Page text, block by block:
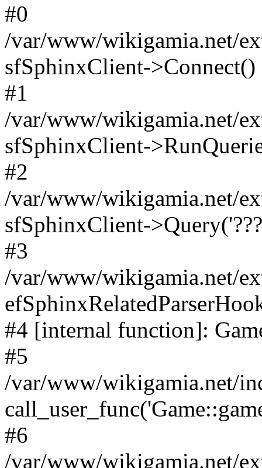
#0
/var/www/wikigamia.net/
sfSphinxClient->Connect()
#1
/var/www/wikigamia.net/
sfSphinxClient-
#2
/var/www/wikigamia.net/
sfSphinxClient-
#3
/var/www/wikigamia.net/
#4 [internal function]:
#5
/var/www/wikigamia.net/
#6
/var/www/wikigamia.net/